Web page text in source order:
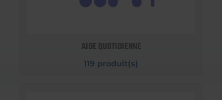
AIDE QUOTIDIENNE
119 produit(s)